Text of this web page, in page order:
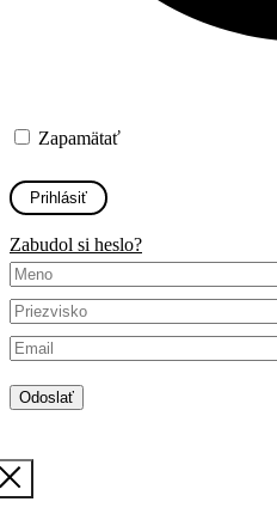
Zapamätať
Zabudol si heslo?
Odoslať